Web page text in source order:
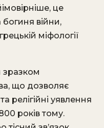
це
війни,
міфології
зразком
що дозволяє
релігійні уявлення
років тому.